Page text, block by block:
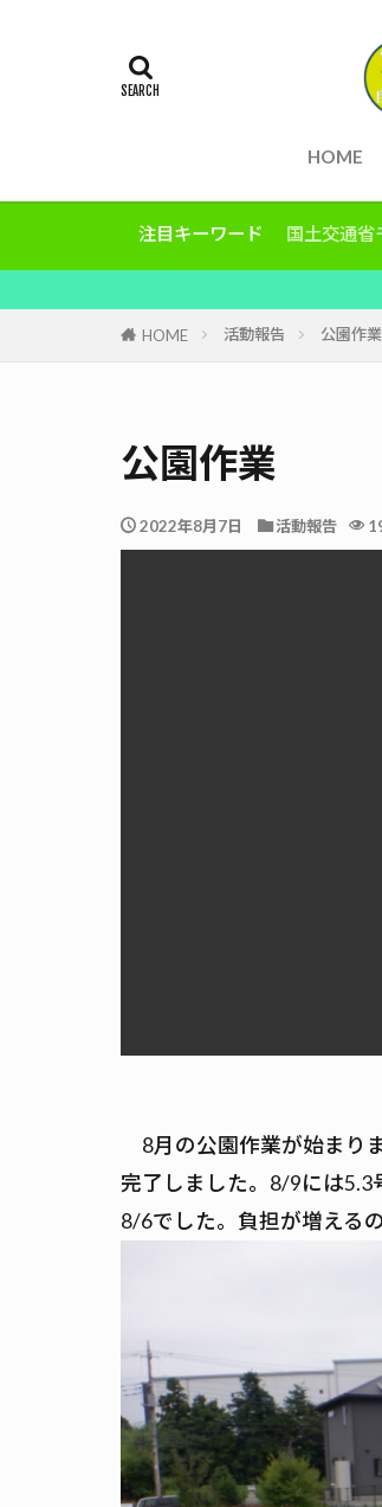
HOME
注目キーワード 国土交通省
HOME 活動報告 公園作業
公園作業
2022年8月7日 活動報告
8月の公園作業が始まり
完了しました。8/9には5.3
8/6でした。負担が増える